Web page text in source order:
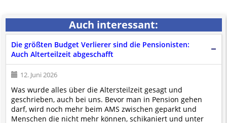
Spielraum für das sog. "Richterrecht", welches alleine aufgrund
schwammiger Gesetze gewisse Parteien bevorzugen kann.
Wir verweisen hiermit auf denAusschluss der Verantwortlichkeit bei
und betonen ausdrücklich, dass wir die im Abs. 1 des § 17 ECG
genannte Überprüfung etwaiger Rechtswidrigkeit im verlinkten Inhalt
nicht immer gewährleisten können.
Die Betreiber und die Autoren dieser Website sind weder Juristen, noch
beschäftigen sie solche, dürfen und können daherkeine
Rechtsgutachten über externen Contenterstellen.
Der Pflicht gem. Abs. 2, § 17 ECG kommen wir erst nach Einlangen
Auch interessant:
Die größten Budget Verlierer sind die Pensionisten:
Auch Alterteilzeit abgeschafft
12. Juni 2026
Was wurde alles über die Altersteilzeit gesagt und
geschrieben, auch bei uns. Bevor man in Pension gehen
darf, wird noch mehr beim AMS zwischen geparkt und
Menschen die nicht mehr können, schikaniert und unter